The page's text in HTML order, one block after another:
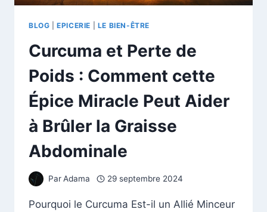
BLOG |EPICERIE LE BIEN-ÊTRE
Curcuma et Perte de
Poids : Comment cette
Épice Miracle Peut Aider
à Brûler la Graisse
Abdominale
ParAdama 29 septembre 2024
Pourquoi le Curcuma Est-il un Allié Minceur